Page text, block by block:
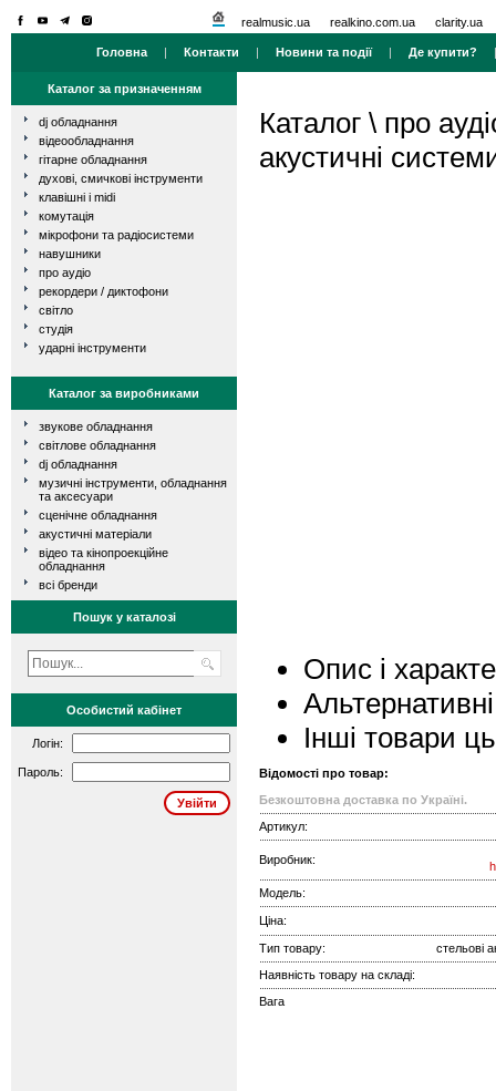
realmusic.ua realkino.com.ua clarity.ua
Головна | Контакти | Новини та події| Де купити?
Каталог за призначенням
dj обладнання
відеообладнання
гітарне обладнання
духові, смичкові інструменти
клавішні і midi
комутація
мікрофони та радіосистеми
навушники
про аудіо
рекордери / диктофони
світло
студія
ударні інструменти
Каталог за виробниками
звукове обладнання
світлове обладнання
dj обладнання
музичні інструменти, обладнання
та аксесуари
сценічне обладнання
акустичні матеріали
відео та кінопроекційне
обладнання
всі бренди
Пошук у каталозі
Особистий кабінет
Логін:
Пароль:
Каталог \ про
акустичні
Опис і
Інші товари
Відомості про товар:
Безкоштовна доставка по Україні.
Артикул:
Виробник:
Модель:
Ціна:
Тип товару:
стельові
Наявність товару на складі:
Вага